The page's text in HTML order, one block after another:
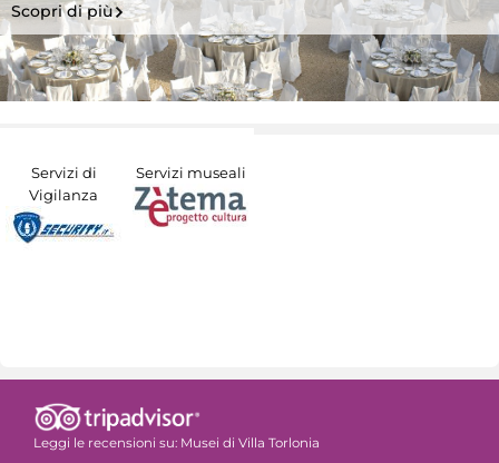
Scopri di più
Servizi di
Vigilanza
Servizi museali
Leggi le recensioni su: Musei di Villa Torlonia